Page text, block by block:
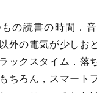
の読書の時間．
外の電気が少しお
ックスタイム．落
ちろん，スマート